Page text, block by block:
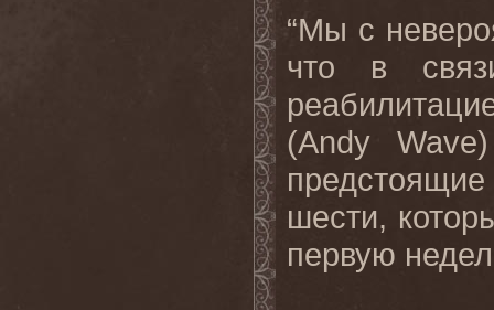
“Мы с
что в
(Andy
шести,
первую